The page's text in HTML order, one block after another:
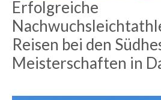
Erfolgreiche
Reisen bei den
Meisterschaften in